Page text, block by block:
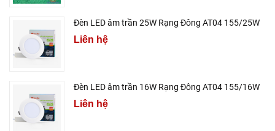
Đèn LED âm trần 25W Rạng Đông AT04 155/25W
Liên hệ
Đèn LED âm trần 16W Rạng Đông AT04 155/16W
Liên hệ